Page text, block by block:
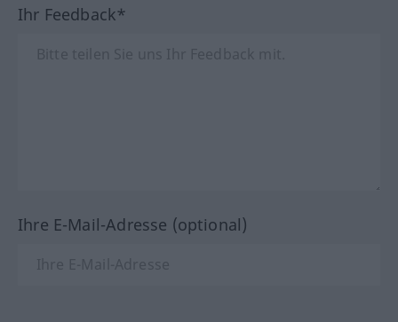
Ihr Feedback*
Ihre E-Mail-Adresse (optional)